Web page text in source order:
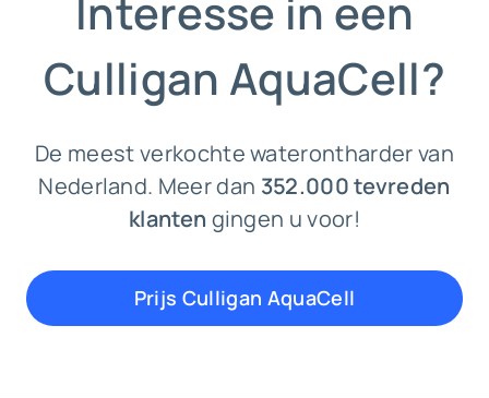
Interesse in een
Culligan AquaCell?
De meest verkochte waterontharder van
Nederland. Meer dan 352.000 tevreden
klanten gingen u voor!
Prijs Culligan AquaCell